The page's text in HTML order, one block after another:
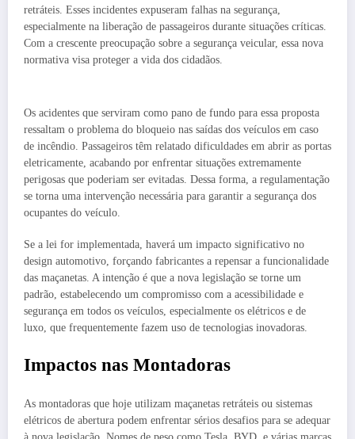
retráteis. Esses incidentes expuseram falhas na segurança,
especialmente na liberação de passageiros durante situações críticas.
Com a crescente preocupação sobre a segurança veicular, essa nova
normativa visa proteger a vida dos cidadãos.
Os acidentes que serviram como pano de fundo para essa proposta
ressaltam o problema do bloqueio nas saídas dos veículos em caso
de incêndio. Passageiros têm relatado dificuldades em abrir as portas
eletricamente, acabando por enfrentar situações extremamente
perigosas que poderiam ser evitadas. Dessa forma, a regulamentação
se torna uma intervenção necessária para garantir a segurança dos
ocupantes do veículo.
Se a lei for implementada, haverá um impacto significativo no
design automotivo, forçando fabricantes a repensar a funcionalidade
das maçanetas. A intenção é que a nova legislação se torne um
padrão, estabelecendo um compromisso com a acessibilidade e
segurança em todos os veículos, especialmente os elétricos e de
luxo, que frequentemente fazem uso de tecnologias inovadoras.
Impactos nas Montadoras
As montadoras que hoje utilizam maçanetas retráteis ou sistemas
elétricos de abertura podem enfrentar sérios desafios para se adequar